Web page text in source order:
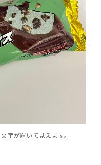
字が輝いて見えます。